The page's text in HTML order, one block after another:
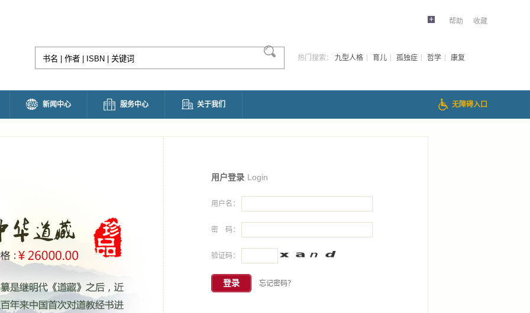
帮助 收藏
热门搜索： 九型人格 育儿 孤独症 哲学 康复
新闻中心 服务中心 关于我们 无障碍入口
用户登录 Login
用户名：
密 码：
验证码：
登录 忘记密码？